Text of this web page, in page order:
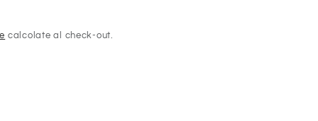
calcolate al check-out.